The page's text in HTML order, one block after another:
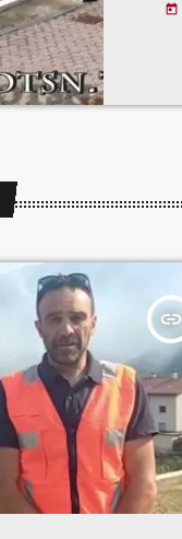
today
insert_link